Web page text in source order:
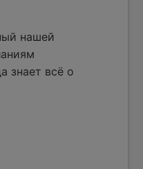
нашей
знает всё о